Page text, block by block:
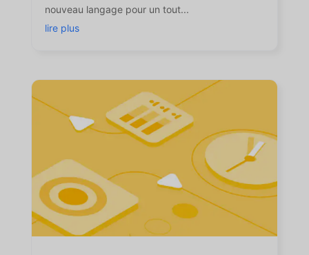
nouveau langage pour un tout...
lire plus